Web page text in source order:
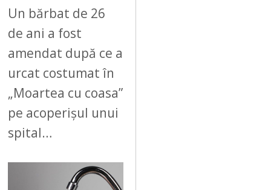
Un bărbat de 26
de ani a fost
amendat după ce a
urcat costumat în
„Moartea cu coasa”
pe acoperișul unui
spital…